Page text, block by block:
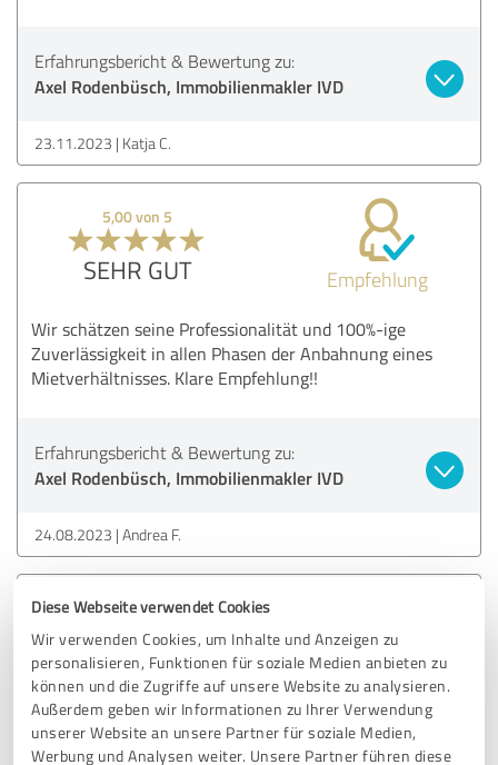
Diese Webseite verwendet Cookies
Wir verwenden Cookies, um Inhalte und Anzeigen zu
personalisieren, Funktionen für soziale Medien anbieten zu
können und die Zugriffe auf unsere Website zu analysieren.
Außerdem geben wir Informationen zu Ihrer Verwendung
unserer Website an unsere Partner für soziale Medien,
Werbung und Analysen weiter. Unsere Partner führen diese
Erfahrungsbericht & Bewertung zu:
Axel Rodenbüsch, Immobilienmakler IVD
23.11.2023 Katja C.
5,00 von 5
SEHR GUT Empfehlung
Wir schätzen seine Professionalität und 100%-ige
Zuverlässigkeit in allen Phasen der Anbahnung eines
Mietverhältnisses. Klare Empfehlung!!
Erfahrungsbericht & Bewertung zu:
Axel Rodenbüsch, Immobilienmakler IVD
24.08.2023 Andrea F.
5,00 von 5
SEHR GUT Empfehlung
Da ich nur persönlichen und telefonischen Kontakt zu
Herrn Rodenbüsch hatte, kann ich keine Aussagen über